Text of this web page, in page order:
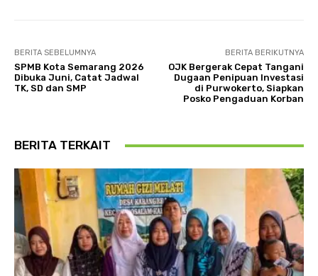
BERITA SEBELUMNYA
SPMB Kota Semarang 2026
Dibuka Juni, Catat Jadwal
TK, SD dan SMP
BERITA BERIKUTNYA
OJK Bergerak Cepat Tangani
Dugaan Penipuan Investasi
di Purwokerto, Siapkan
Posko Pengaduan Korban
BERITA TERKAIT